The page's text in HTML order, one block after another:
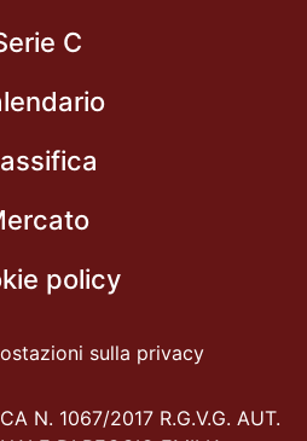
C
policy
sulla privacy
N. 1067/2017 R.G.V.G. AUT.